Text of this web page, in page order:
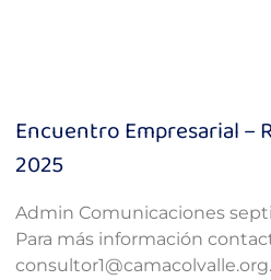
Encuentro Empresarial –
2025
Admin Comunicaciones
Para más información